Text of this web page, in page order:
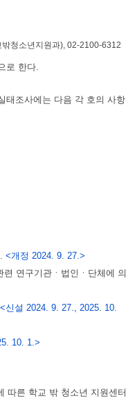
밖청소년지원과), 02-2100-6312
로 한다.
태조사에는 다음 각 호의 사항
<개정 2024. 9. 27.>
연구기관ㆍ법인ㆍ단체에 의
<신설 2024. 9. 27., 2025. 10.
10. 1.>
따른 학교 밖 청소년 지원센터